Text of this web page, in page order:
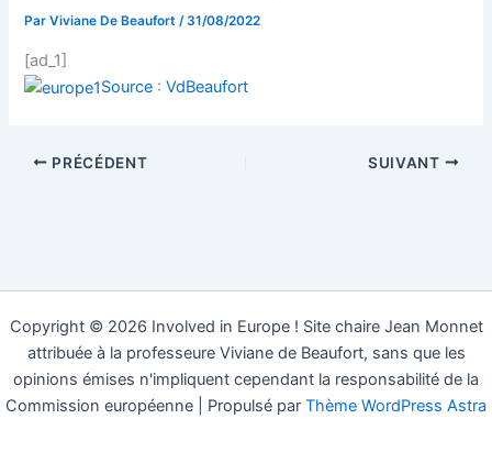
ParViviane De Beaufort/31/08/2022
[ad_1]
Source :VdBeaufort
PRÉCÉDENT SUIVANT
Copyright © 2026 Involved in Europe ! Site chaire Jean Monnet
attribuée à la professeure Viviane de Beaufort, sans que les
opinions émises n'impliquent cependant la responsabilité de la
Commission européenne | Propulsé par Thème WordPress Astra